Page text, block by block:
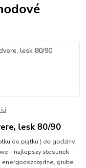
lesk 80/90
do piątku ) do godziny
- najlepszy stosunek
grube i